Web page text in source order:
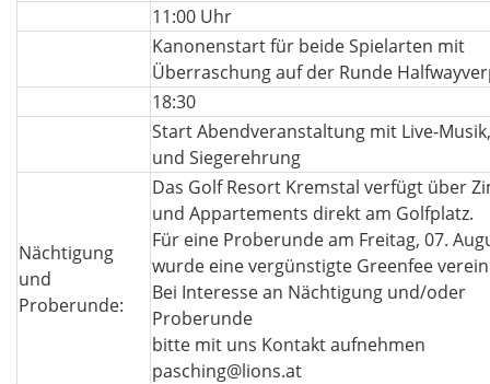
11:00 Uhr
Kanonenstart für beide Spielarten mit
Überraschung auf der Runde
18:30
Start Abendveranstaltung mit Live-
und Siegerehrung
Nächtigung
und
Proberunde:
Das Golf Resort Kremstal verfügt über
und Appartements direkt am Golfplatz.
Für eine Proberunde am Freitag, 07.
wurde eine vergünstigte Greenfee
Bei Interesse an Nächtigung und/oder
Proberunde
bitte mit uns Kontakt aufnehmen
pasching@lions.at